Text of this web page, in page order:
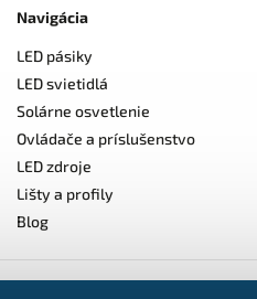
Navigácia
LED pásiky
LED svietidlá
Solárne osvetlenie
Ovládače a príslušenstvo
LED zdroje
Lišty a profily
Blog